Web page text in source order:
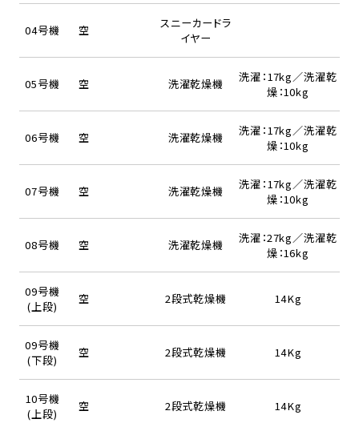
04号機 空
スニーカードラ
イヤー
05号機 空 洗濯乾燥機
洗濯：17kg／洗濯乾
燥：10kg
06号機 空 洗濯乾燥機
洗濯：17kg／洗濯乾
燥：10kg
07号機 空 洗濯乾燥機
洗濯：17kg／洗濯乾
燥：10kg
08号機 空 洗濯乾燥機
洗濯：27kg／洗濯乾
燥：16kg
09号機
(上段)
空 2段式乾燥機 14Kg
09号機
(下段)
空 2段式乾燥機 14Kg
10号機
(上段)
空 2段式乾燥機 14Kg